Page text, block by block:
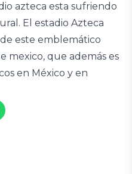
azteca esta sufriendo
El estadio Azteca
este emblemático
mexico, que además es
en México y en